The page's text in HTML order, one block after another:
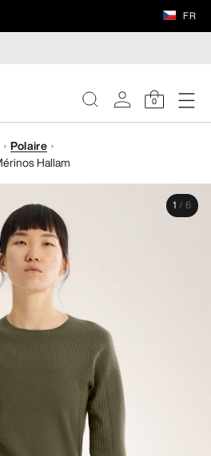
FR
0
Polaire
Hallam
1 / 6